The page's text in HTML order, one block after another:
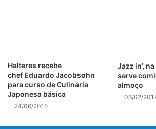
Halteres recebe
chef Eduardo Jacobsohn
para curso de Culinária
Japonesa básica
24/06/2015
Jazz in’,
serve
almoço
06/02/